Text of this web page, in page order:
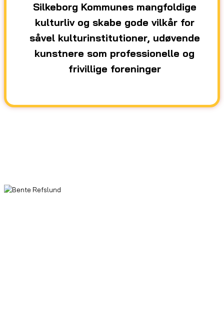
Silkeborg Kommunes mangfoldige
kulturliv og skabe gode vilkår for
såvel kulturinstitutioner, udøvende
kunstnere som professionelle og
frivillige foreninger